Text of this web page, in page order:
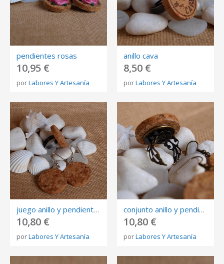
pendientes rosas
10,95 €
porLabores Y Artesanía
anillo cava
8,50 €
porLabores Y Artesanía
juego anillo y pendientes de corcho
10,80 €
porLabores Y Artesanía
conjunto anillo y pendientes corcho
10,80 €
porLabores Y Artesanía